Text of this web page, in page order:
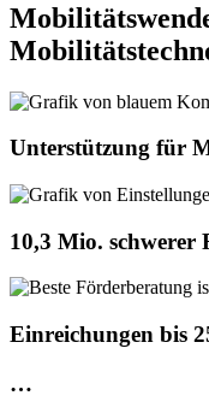
Unterstützung für
10,3 Mio. schwerer
Einreichungen bis
…